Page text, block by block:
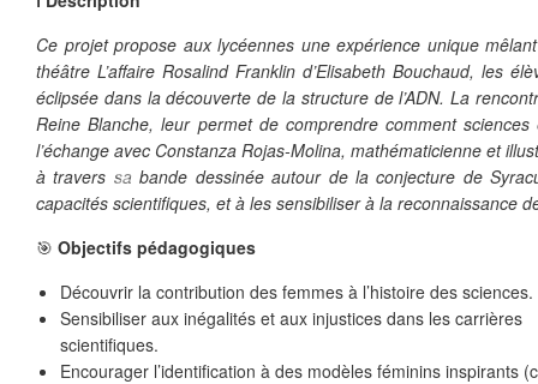
❄
Ce projet propose aux lycéennes une expérience unique
théâtre L’affaire Rosalind Franklin d’Elisabeth Bouchaud, les
éclipsée dans la découverte de la structure de l’ADN. La
Reine Blanche, leur permet de comprendre comment
l’échange avec Constanza Rojas-Molina, mathématicienne et
à travers sa bande dessinée autour de la conjecture de
capacités scientifiques, et à les sensibiliser à la reconnaissance
🎯 Objectifs pédagogiques
Découvrir la contribution des femmes à l’histoire des sciences.
Sensibiliser aux inégalités et aux injustices dans les carrières
scientifiques.
Encourager l’identification à des modèles féminins inspirants